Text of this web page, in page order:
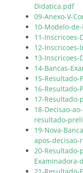
Didatica.pdf
09-Anexo-V-
10-Modelo-
11-
12-
13-
14-Bancas-
15-
16-
17-
18-Decisao-
resultado-
19-Nova-
apos-
20-
Examinadora-